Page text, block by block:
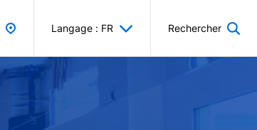
Langage : FR Rechercher